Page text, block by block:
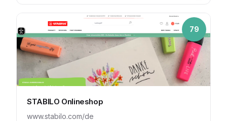
79
STABILO Onlineshop
www.stabilo.com/de